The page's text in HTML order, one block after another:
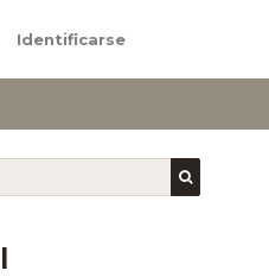
Identificarse